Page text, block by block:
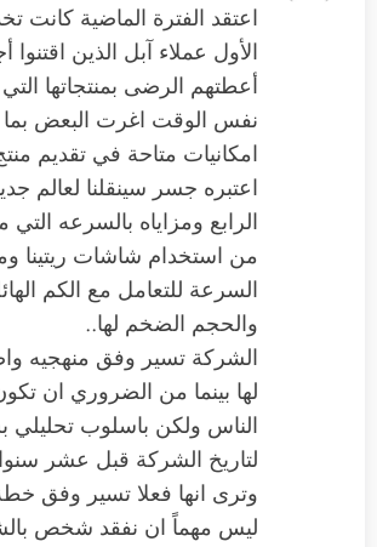
اعتقد الفترة الماضية كانت
الأول عملاء آبل الذين اقتنوا
أعطتهم الرضى بمنتجاتها
نفس الوقت اغرت البعض بما
امكانيات متاحة في تقديم
اعتبره جسر سينقلنا لعالم
الرابع ومزاياه بالسرعه
من استخدام شاشات ريتينا
السرعة للتعامل مع الكم
والحجم الضخم لها..
الشركة تسير وفق منهجيه
لها بينما من الضروري ان
الناس ولكن باسلوب تحليلي
لتاريخ الشركة قبل عشر
وترى انها فعلا تسير وفق
ليس مهماً ان نفقد شخص